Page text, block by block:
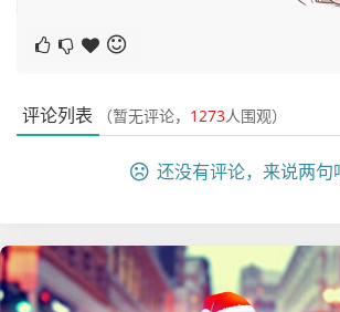
备注：
导入方式。
登录访问
本站用户 免费查看
登录账号
评论列表 （暂无评论， 1273人围观）
还没有评论，来说两句